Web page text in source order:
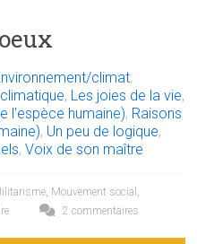
climat,
, Les joies de la vie,
l'espèce humaine), Raisons
, Un peu de logique,
,Voix de son maître
, Mouvement social ,
2 commentaires